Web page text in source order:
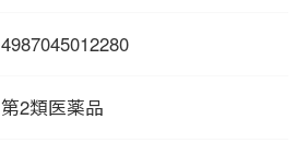
います。 「大柴胡湯」は「胃
和に働きかけるだけでなく、
「胃熱」を抑えることで食欲を
4987045012280
第2類医薬品